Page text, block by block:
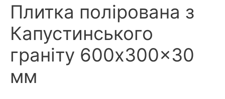
Плитка полірована з
Капустинського
граніту 600x300x30
мм